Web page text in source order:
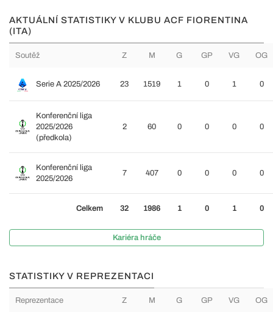
AKTUÁLNÍ STATISTIKY V KLUBU ACF FIORENTINA
(ITA)
Soutěž Z M G GP VG OG
Serie A 2025/2026 23 1519 1 0 1 0
Konferenční liga
2025/2026
(předkola)
2 60 0 0 0 0
Konferenční liga
2025/2026
7 407 0 0 0 0
Celkem 32 1986 1 0 1 0
Kariéra hráče
STATISTIKY V REPREZENTACI
Reprezentace Z M G GP VG OG